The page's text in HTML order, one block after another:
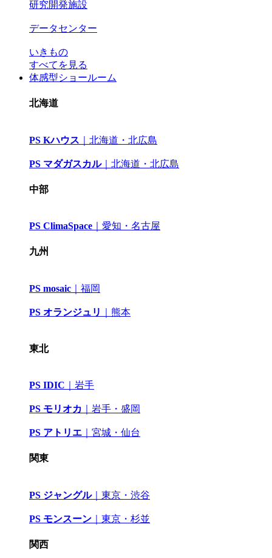
研究開発施設
データセンター
いきもの
すべてを見る
体感型ショールーム
北海道
PS Kハウス 北海道・北広島
PS マダガスカル｜ 北海道・北広島
中部
PS ClimaSpace 愛知・名古屋
九州
PS mosaic 福岡
PS オランジュリ 熊本
東北
PS IDIC 岩手
PS モリオカ ｜岩手・盛岡
PS アトリエ 宮城・仙台
関東
PS ジャングル｜ 東京・渋谷
PS モンスーン 東京・杉並
関西